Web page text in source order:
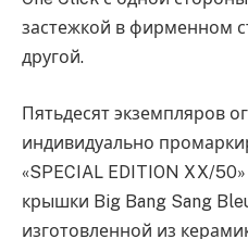
застежкой в фирменном
другой.
Пятьдесят экземпляров
индивидуально
«SPECIAL EDITION XX/
крышки Big Bang Sang
изготовленной из